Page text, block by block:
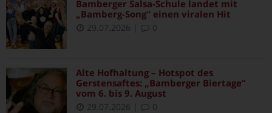
Bamberger Salsa-Schule landet mit
„Bamberg-Song“ einen viralen Hit
29.07.2026 0
Alte Hofhaltung – Hotspot des
Gerstensaftes: „Bamberger Biertage“
vom 6. bis 9. August
29.07.2026 0